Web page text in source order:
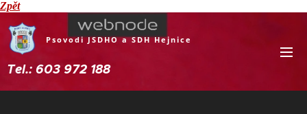
Zpět
Psovodi JSDHO a SDH Hejnice
Tel.: 603 972 188